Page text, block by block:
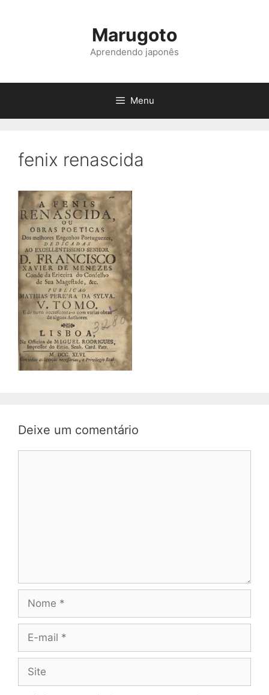
Marugoto
Aprendendo japonês
Menu
fenix renascida
Deixe um comentário
Nome
Site